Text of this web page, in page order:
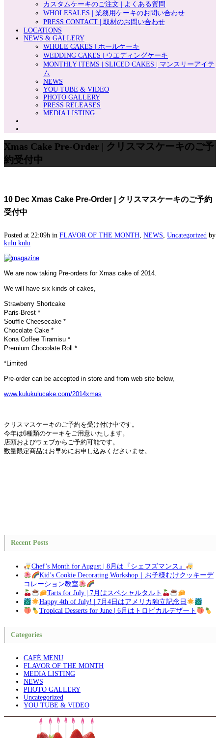
カスタムケーキのご注文 | よくある質問
WHOLESALES | 業務用ケーキのお問い合わせ
PRESS CONTACT | 取材のお問い合わせ
LOCATIONS
NEWS & GALLERY
WHOLE CAKES | ホールケーキ
WEDDING CAKES | ウエディングケーキ
MONTHLY ITEMS | SLICED CAKES | マンスリーアイテ
ム
NEWS
YOU TUBE & VIDEO
PHOTO GALLERY
PRESS RELEASES
MEDIA LISTING
Xmas Cake Pre-Order | クリスマスケーキのご予
約受付中
10 Dec Xmas Cake Pre-Order | クリスマスケーキのご予約
受付中
Posted at 22:09h in FLAVOR OF THE MONTH NEWS Uncategorized by
kulu kulu
We are now taking Pre-orders for Xmas cake of 2014.
We will have six kinds of cakes,
Strawberry Shortcake
Paris-Brest *
Souffle Cheesecake *
Chocolate Cake *
Kona Coffee Tiramisu *
Premium Chocolate Roll *
*Limited
Pre-order can be accepted in store and from web site below,
www.kulukulucake.com/2014xmas
クリスマスケーキのご予約を受け付け中です。
今年は6種類のケーキをご用意いたします。
店頭およびウェブからご予約可能です。
数量限定商品はお早めにお申し込みくださいませ。
Recent Posts
Chef’s Month for August | 8月は『シェフズマンス』
Kid’s Cookie Decorating Workshop｜お子様むけクッキーデ
コレーション教室
Tarts for July | 7月はスペシャルタルト
Happy 4th of July! | 7月4日はアメリカ独立記念日
Tropical Desserts for June | 6月はトロピカルデザート
Categories
CAFÉ MENU
FLAVOR OF THE MONTH
MEDIA LISTING
NEWS
PHOTO GALLERY
Uncategorized
YOU TUBE & VIDEO